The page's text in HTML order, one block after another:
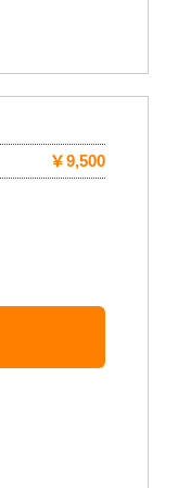
￥9,500